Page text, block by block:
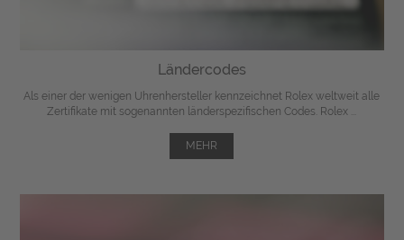
Ländercodes
Als einer der wenigen Uhrenhersteller kennzeichnet Rolex weltweit alle
Zertifikate mit sogenannten länderspezifischen Codes. Rolex ...
MEHR